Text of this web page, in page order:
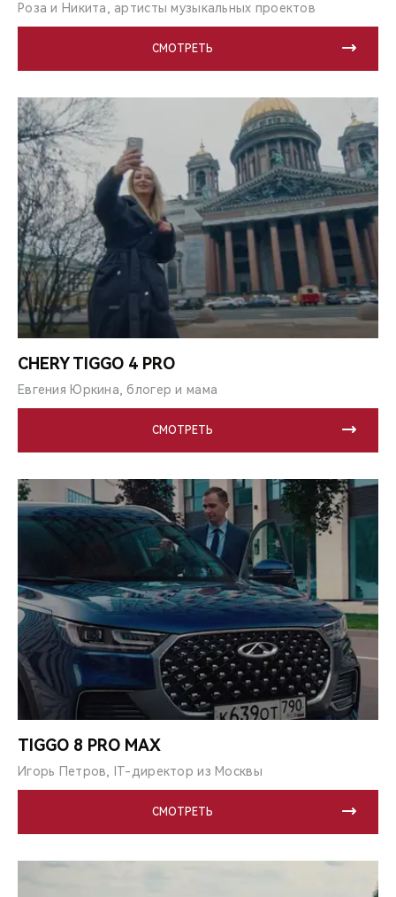
Роза и Никита, артисты музыкальных проектов
СМОТРЕТЬ
CHERY TIGGO 4 PRO
Евгения Юркина, блогер и мама
СМОТРЕТЬ
TIGGO 8 PRO MAX
Игорь Петров, IT-директор из Москвы
СМОТРЕТЬ